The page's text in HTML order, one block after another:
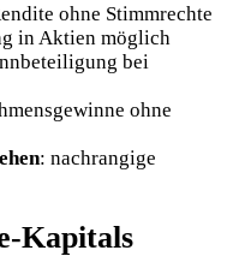
ohne Stimmrechte
in Aktien möglich
bei
ohne
: nachrangige
Kapitals